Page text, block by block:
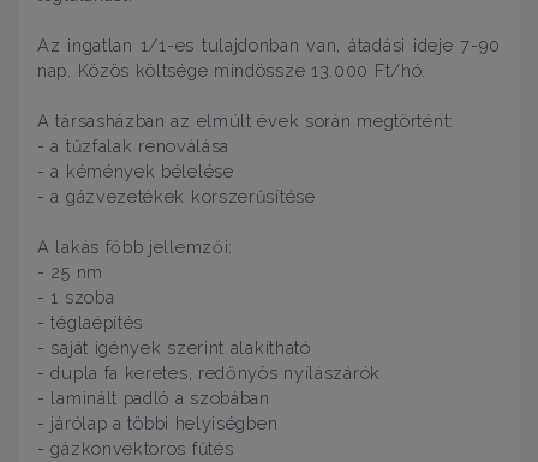
Az ingatlan 1/1-es tulajdonban van, átadási ideje 7-90
nap. Közös költsége mindössze 13.000 Ft/hó.
A társasházban az elmúlt évek során megtörtént:
- a tűzfalak renoválása
- a kémények bélelése
- a gázvezetékek korszerűsítése
A lakás főbb jellemzői:
- 25 nm
- 1 szoba
- téglaépítés
- saját igények szerint alakítható
- dupla fa keretes, redőnyös nyílászárók
- laminált padló a szobában
- járólap a többi helyiségben
- gázkonvektoros fűtés